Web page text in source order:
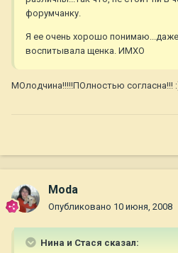
форумчанку.
Я ее очень хорошо
воспитывала щенка. ИМХО
МОлодчина!!!!!ПОлностью согласна!!!
Moda
Опубликовано 10 июня, 2008
Нина и Стася сказал: